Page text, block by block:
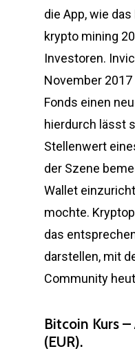
die App, wie
krypto mining
Investoren.
November
Fonds einen
hierdurch lässt
Stellenwert
der Szene
Wallet
mochte.
das
darstellen, mit
Community
Bitcoin Kurs
(EUR).